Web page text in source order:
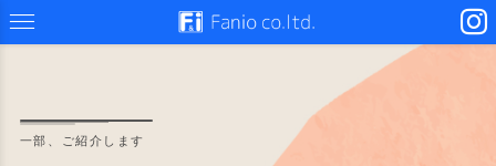
一部、ご紹介します